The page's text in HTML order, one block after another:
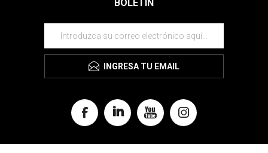
BOLETÍN
INGRESA TU EMAIL